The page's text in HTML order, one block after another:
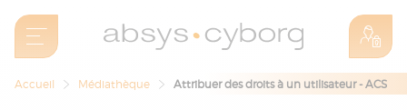
Accueil Médiathèque Attribuer des droits à un utilisateur - ACS